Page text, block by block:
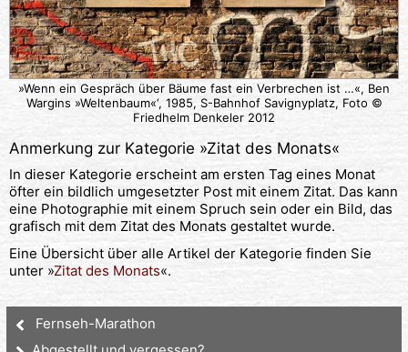
»Wenn ein Gespräch über Bäume fast ein Verbrechen ist …«, Ben
Wargins »Weltenbaum«‘, 1985, S-Bahnhof Savignyplatz, Foto ©
Friedhelm Denkeler 2012
Anmerkung zur Kategorie »Zitat des Monats«
In dieser Kategorie erscheint am ersten Tag eines Monat
öfter ein bildlich umgesetzter Post mit einem Zitat. Das kann
eine Photographie mit einem Spruch sein oder ein Bild, das
grafisch mit dem Zitat des Monats gestaltet wurde.
Eine Übersicht über alle Artikel der Kategorie finden Sie
unter »Zitat des Monats«.
Fernseh-Marathon